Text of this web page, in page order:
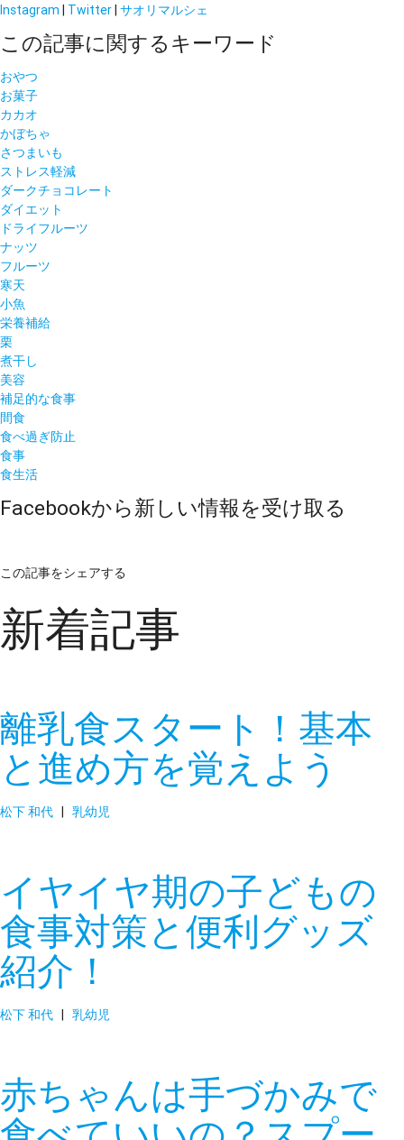
Instagram | Twitter| サオリマルシェ
この記事に関するキーワード
おやつ
お菓子
カカオ
かぼちゃ
さつまいも
ストレス軽減
ダークチョコレート
ダイエット
ドライフルーツ
ナッツ
フルーツ
寒天
小魚
栄養補給
栗
煮干し
美容
補足的な食事
間食
食べ過ぎ防止
食事
食生活
Facebookから新しい情報を受け取る
この記事をシェアする
新着記事
離乳食スタート！基本
と進め方を覚えよう
松下 和代 乳幼児
イヤイヤ期の子どもの
食事対策と便利グッズ
紹介！
松下 和代 | 乳幼児
赤ちゃんは手づかみで